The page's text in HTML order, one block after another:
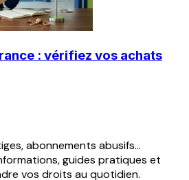
: vérifiez vos achats
abonnements abusifs...
guides pratiques et
vos droits au quotidien.